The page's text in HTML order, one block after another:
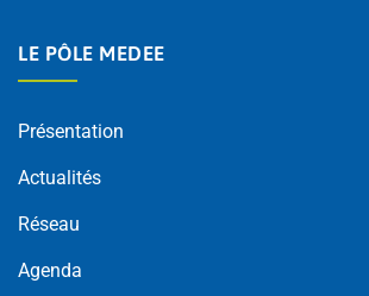
LE PÔLE MEDEE
Présentation
Actualités
Réseau
Agenda